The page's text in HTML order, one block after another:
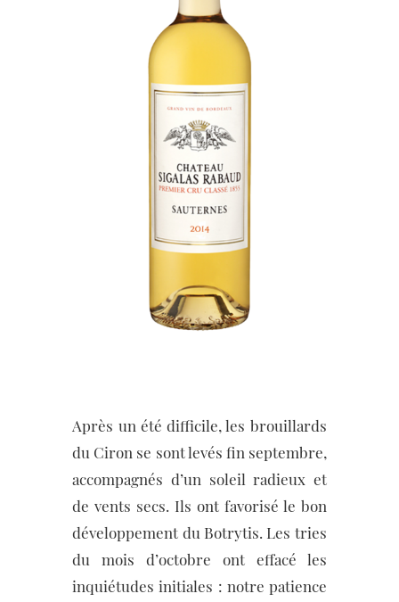
Après un été difficile, les brouillards
du Ciron se sont levés fin septembre,
accompagnés d’un soleil radieux et
de vents secs. Ils ont favorisé le bon
développement du Botrytis. Les tries
du mois d’octobre ont effacé les
inquiétudes initiales : notre patience